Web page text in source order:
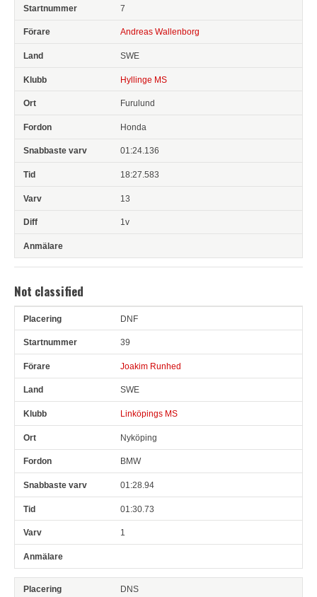
7
Andreas Wallenborg
SWE
Hyllinge MS
Furulund
Honda
01:24.136
18:27.583
13
1v
Not classified
Pl Snr Land
DNF
39
Joakim Runhed
SWE
Linköpings MS
Nyköping
BMW
01:28.94
01:30.73
1
DNS